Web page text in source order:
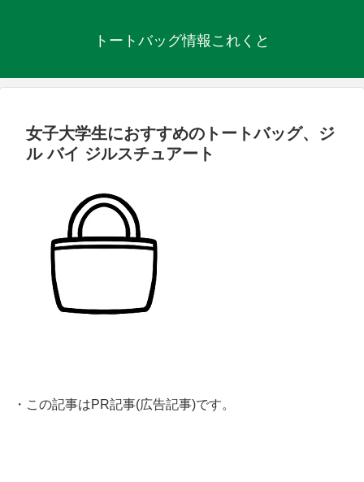
トートバッグ情報これくと
女子大学生におすすめのトートバッグ、ジ
ル バイ ジルスチュアート
・この記事はPR記事(広告記事)です。